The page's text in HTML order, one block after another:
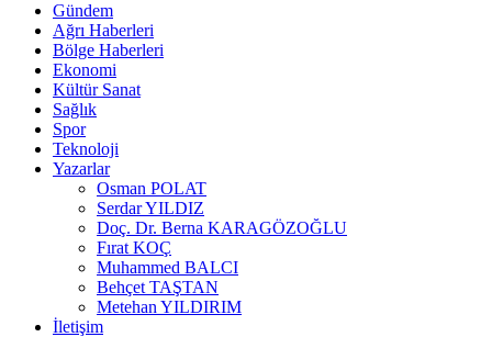
Gündem
Ağrı Haberleri
Bölge Haberleri
Ekonomi
Kültür Sanat
Sağlık
Spor
Teknoloji
Yazarlar
Osman POLAT
Serdar YILDIZ
Doç. Dr. Berna KARAGÖZOĞLU
Fırat KOÇ
Muhammed BALCI
Behçet TAŞTAN
Metehan YILDIRIM
İletişim